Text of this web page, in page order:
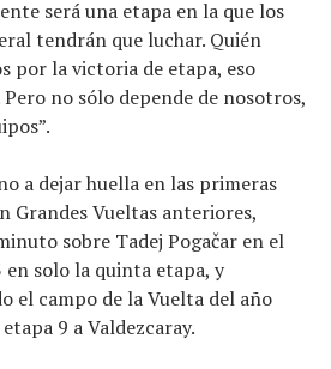
será una etapa en la que los
tendrán que luchar. Quién
por la victoria de etapa, eso
no sólo depende de nosotros,
a dejar huella en las primeras
Grandes Vueltas anteriores,
sobre Tadej Pogačar en el
en solo la quinta etapa, y
el campo de la Vuelta del año
9 a Valdezcaray.